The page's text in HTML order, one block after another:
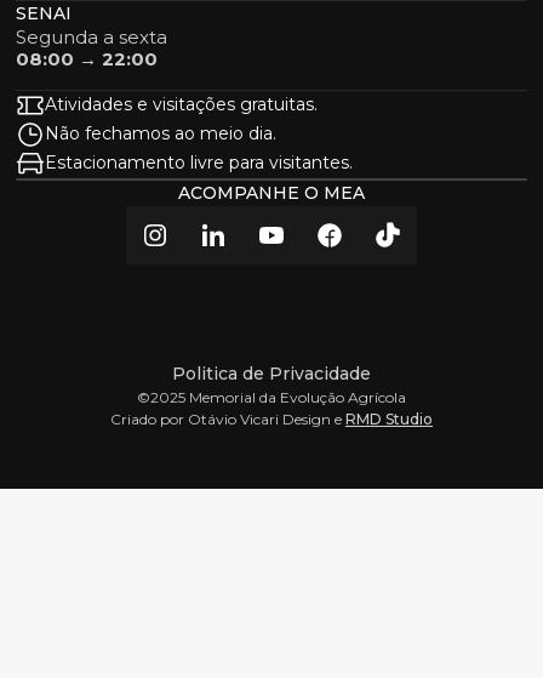
SENAI
Segunda a sexta
08:00 → 22:00
Atividades e visitações gratuitas.
Não fechamos ao meio dia.
Estacionamento livre para visitantes.
ACOMPANHE O MEA
Politica de Privacidade
©2025 Memorial da Evolução Agrícola
Criado por Otávio Vicari Design e RMD Studio